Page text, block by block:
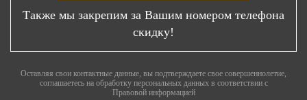
Также мы закрепим за Вашим номером телефона
скидку!
Оставляя свои контактные данные, вы подтверждаете свое совершеннолетие,
соглашаетесь на обработку персональных данных в соответствии с
Правовой информацией